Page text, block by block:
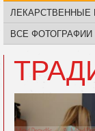
ЛЕКАРСТВЕННЫЕ
ВСЕ ФОТОГРАФИИ